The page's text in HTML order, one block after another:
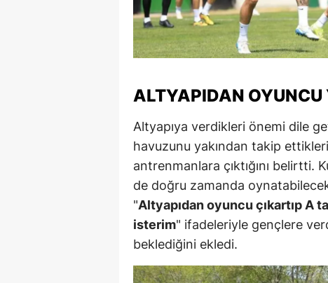
ALTYAPIDAN OYUNCU
Altyapıya verdikleri önemi dile
havuzunu yakından takip
antrenmanlara çıktığını belirtti.
de doğru zamanda
"Altyapıdan oyuncu çıkartıp A
isterim" ifadeleriyle gençlere
beklediğini ekledi.